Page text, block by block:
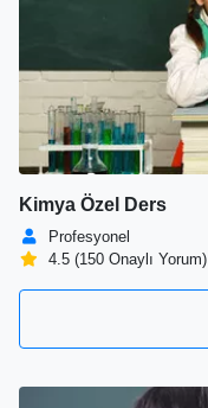
Kimya Özel Ders
Profesyonel
4.5 (150 Onaylı Yorum)